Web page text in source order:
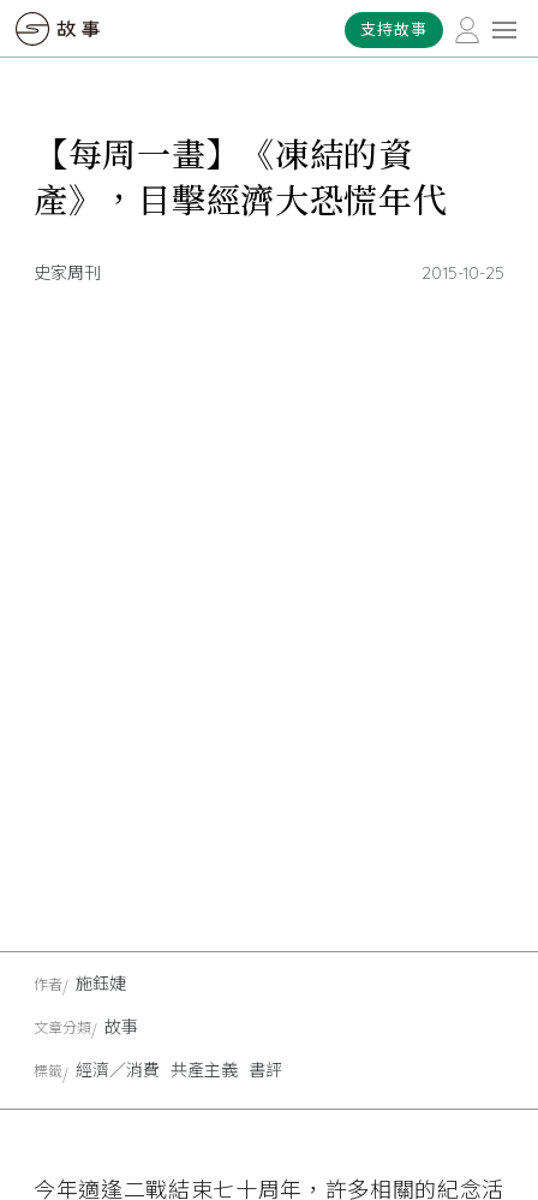
支持故事
【每周一畫】《凍結的資
產》，目擊經濟大恐慌年代
史家周刊 2015-10-25
今年適逢二戰結束七十周年，許多相關的紀念活
作者 施鈺婕
文章分類 故事
標籤 經濟／消費 共產主義 書評